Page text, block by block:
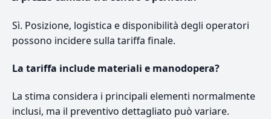
Sì. Posizione, logistica e disponibilità degli operatori
possono incidere sulla tariffa finale.
La tariffa include materiali e manodopera?
La stima considera i principali elementi normalmente
inclusi, ma il preventivo dettagliato può variare.